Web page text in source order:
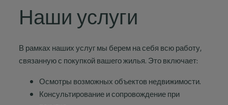
Купить
Продавать
О Нас
Наши услуги
В рамках наших услуг мы берем на себя всю работу,
связанную с покупкой вашего жилья. Это включает:
Осмотры возможных объектов недвижимости.
Консультирование и сопровождение при